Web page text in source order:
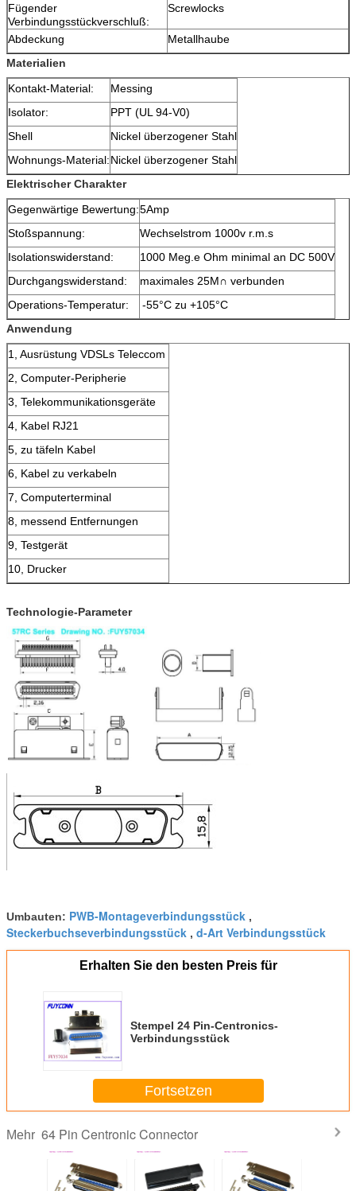
Fügender
Verbindungsstückverschluß:
Screwlocks
Abdeckung
Metallhaube
Materialien
Kontakt-Material:
Messing
Isolator:
PPT (UL 94-V0)
Shell
Nickel überzogener Stahl
Wohnungs-Material:Nickel überzogener Stahl
Elektrischer Charakter
Gegenwärtige Bewertung:5Amp
Stoßspannung:
Wechselstrom 1000v r.m.s
Isolationswiderstand:
1000 Meg.e Ohm minimal an DC 500V
Durchgangswiderstand:
maximales 25M∩ verbunden
Operations-Temperatur:
-55°C zu +105°C
Anwendung
1, Ausrüstung VDSLs Teleccom
2, Computer-Peripherie
3, Telekommunikationsgeräte
4, Kabel RJ21
5, zu täfeln Kabel
6, Kabel zu verkabeln
7, Computerterminal
8, messend Entfernungen
9, Testgerät
10, Drucker
Technologie-Parameter
Umbauten: PWB-Montageverbindungsstück ,
Steckerbuchseverbindungsstück , d-Art Verbindungsstück
Erhalten Sie den besten Preis für
Stempel 24 Pin-Centronics-
Verbindungsstück
Fortsetzen
Mehr 64 Pin Centronic Connector